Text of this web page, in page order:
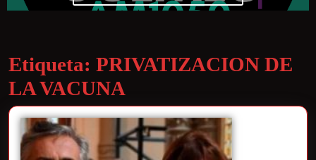
Etiqueta: PRIVATIZACION DE
LA VACUNA